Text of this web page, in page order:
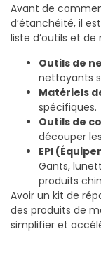
Avant de
d’étanchéité, il
liste d’outils et
Outils de
nettoyants
Matériels
spécifiques.
Outils de
découper
EPI
Gants,
produits
Avoir un kit de
des produits de
simplifier et